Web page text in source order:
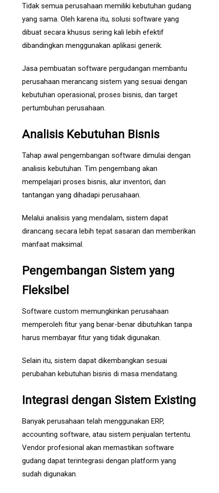
Tidak semua perusahaan memiliki kebutuhan gudang
yang sama. Oleh karena itu, solusi software yang
dibuat secara khusus sering kali lebih efektif
dibandingkan menggunakan aplikasi generik.
Jasa pembuatan software pergudangan membantu
perusahaan merancang sistem yang sesuai dengan
kebutuhan operasional, proses bisnis, dan target
pertumbuhan perusahaan.
Analisis Kebutuhan Bisnis
Tahap awal pengembangan software dimulai dengan
analisis kebutuhan. Tim pengembang akan
mempelajari proses bisnis, alur inventori, dan
tantangan yang dihadapi perusahaan.
Melalui analisis yang mendalam, sistem dapat
dirancang secara lebih tepat sasaran dan memberikan
manfaat maksimal.
Pengembangan Sistem yang
Fleksibel
Software custom memungkinkan perusahaan
memperoleh fitur yang benar-benar dibutuhkan tanpa
harus membayar fitur yang tidak digunakan.
Selain itu, sistem dapat dikembangkan sesuai
perubahan kebutuhan bisnis di masa mendatang.
Integrasi dengan Sistem Existing
Banyak perusahaan telah menggunakan ERP,
accounting software, atau sistem penjualan tertentu.
Vendor profesional akan memastikan software
gudang dapat terintegrasi dengan platform yang
sudah digunakan.